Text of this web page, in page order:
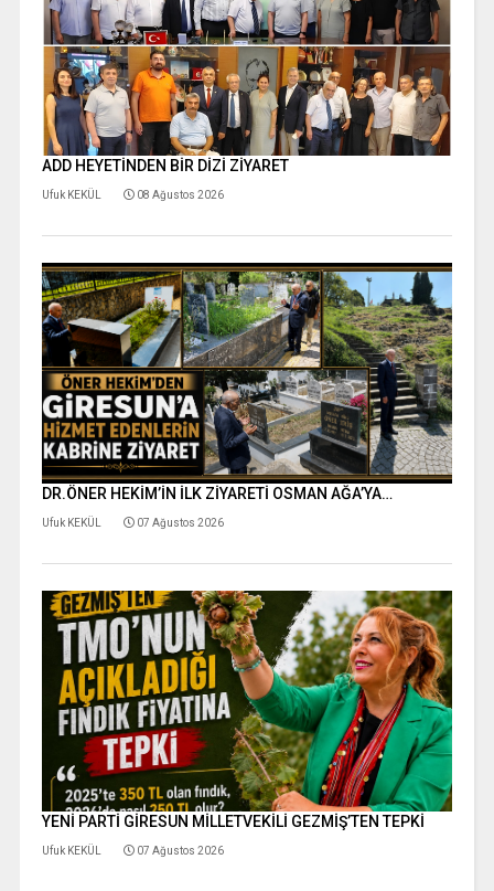
ADD HEYETİNDEN BİR DİZİ ZİYARET
Ufuk KEKÜL 08 Ağustos 2026
DR.ÖNER HEKİM’İN İLK ZİYARETİ OSMAN AĞA’YA…
Ufuk KEKÜL 07 Ağustos 2026
YENİ PARTİ GİRESUN MİLLETVEKİLİ GEZMİŞ’TEN TEPKİ
Ufuk KEKÜL 07 Ağustos 2026